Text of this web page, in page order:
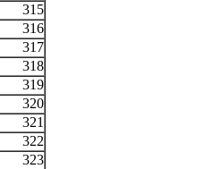
315
316
317
318
319
320
321
322
323